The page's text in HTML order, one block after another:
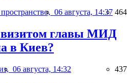
06 августа, 14:37 464
визитом главы МИД
в Киев?
06 августа, 14:32 437